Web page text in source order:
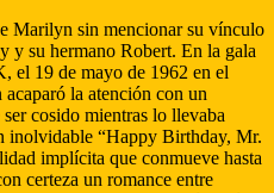
Marilyn sin mencionar su vínculo
y su hermano Robert. En la gala
el 19 de mayo de 1962 en el
la atención con un
cosido mientras lo llevaba
inolvidable “Happy Birthday, Mr.
implícita que conmueve hasta
certeza un romance entre